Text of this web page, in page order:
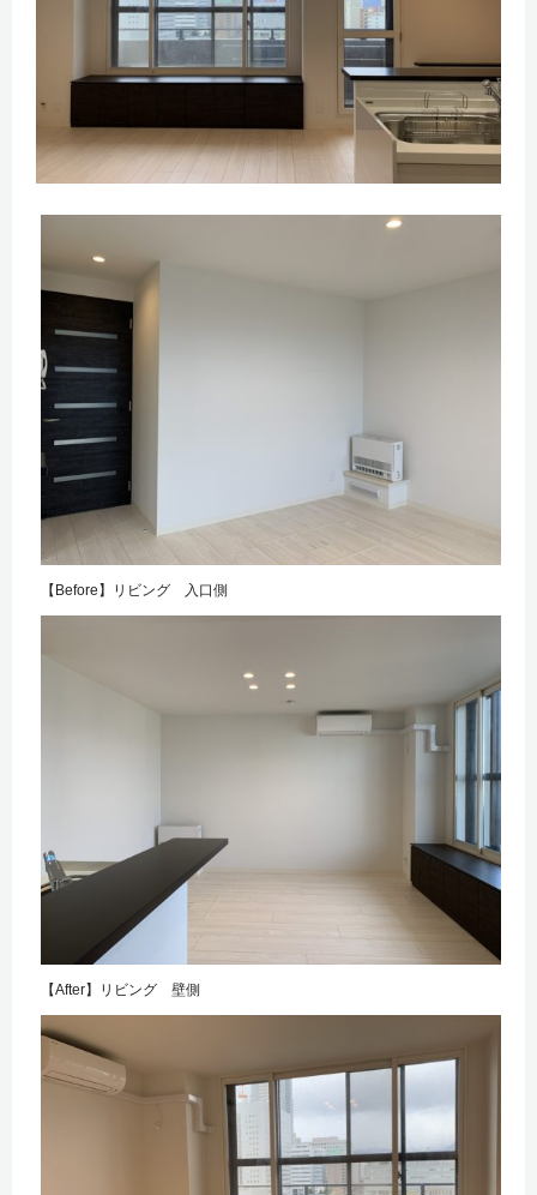
【Before】リビング 入口側
【After】リビング 壁側